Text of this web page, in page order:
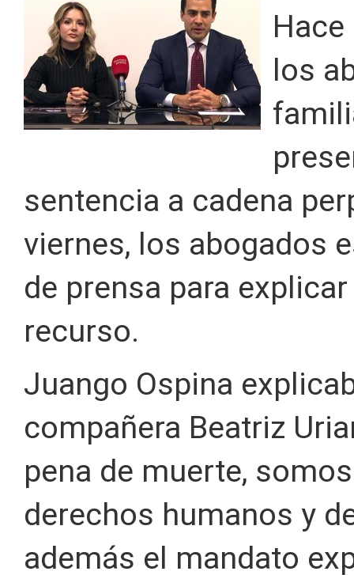
los
sentencia a cadena
viernes, los abogados
de prensa para
recurso.
Juango Ospina
compañera Beatriz
pena de muerte,
derechos humanos y
además el mandato